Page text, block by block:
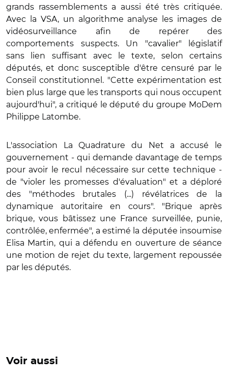
grands rassemblements a aussi été très critiquée.
Avec la VSA, un algorithme analyse les images de
vidéosurveillance afin de repérer des
comportements suspects. Un "cavalier" législatif
sans lien suffisant avec le texte, selon certains
députés, et donc susceptible d'être censuré par le
Conseil constitutionnel. "Cette expérimentation est
bien plus large que les transports qui nous occupent
aujourd'hui", a critiqué le député du groupe MoDem
Philippe Latombe.
L'association La Quadrature du Net a accusé le
gouvernement - qui demande davantage de temps
pour avoir le recul nécessaire sur cette technique -
de "violer les promesses d'évaluation" et a déploré
des "méthodes brutales (...) révélatrices de la
dynamique autoritaire en cours". "Brique après
brique, vous bâtissez une France surveillée, punie,
contrôlée, enfermée", a estimé la députée insoumise
Elisa Martin, qui a défendu en ouverture de séance
une motion de rejet du texte, largement repoussée
par les députés.
Voir aussi